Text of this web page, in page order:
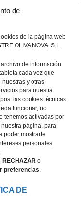
de
de la página web
OLIVA NOVA, S.L
de información
cada vez que
nuestras y otras
para nuestra
las cookies técnicas
funcionar, no
tenemos activadas por
página, para
poder mostrarte
personales.
RECHAZAR o
preferencias.
DE